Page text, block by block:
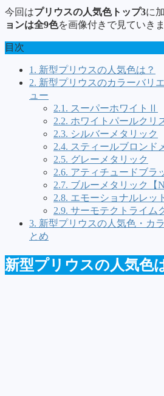
今回はプリウスの人気色トップ3に
ョンは全9色を画像付きで見ていきま
目次
1. 新型プリウスの人気色は？
2. 新型プリウスのカラーバリ
ュー
2.1. スーパーホワイトⅡ
2.2. ホワイトパールクリ
2.3. シルバーメタリック
2.4. スティールブロンド
2.5. グレーメタリック
2.6. アティチュードブラ
2.7. ブルーメタリック【
2.8. エモーショナルレッ
2.9. サーモテクトライム
3. 新型プリウスの人気色・カ
とめ
新型プリウスの人気色